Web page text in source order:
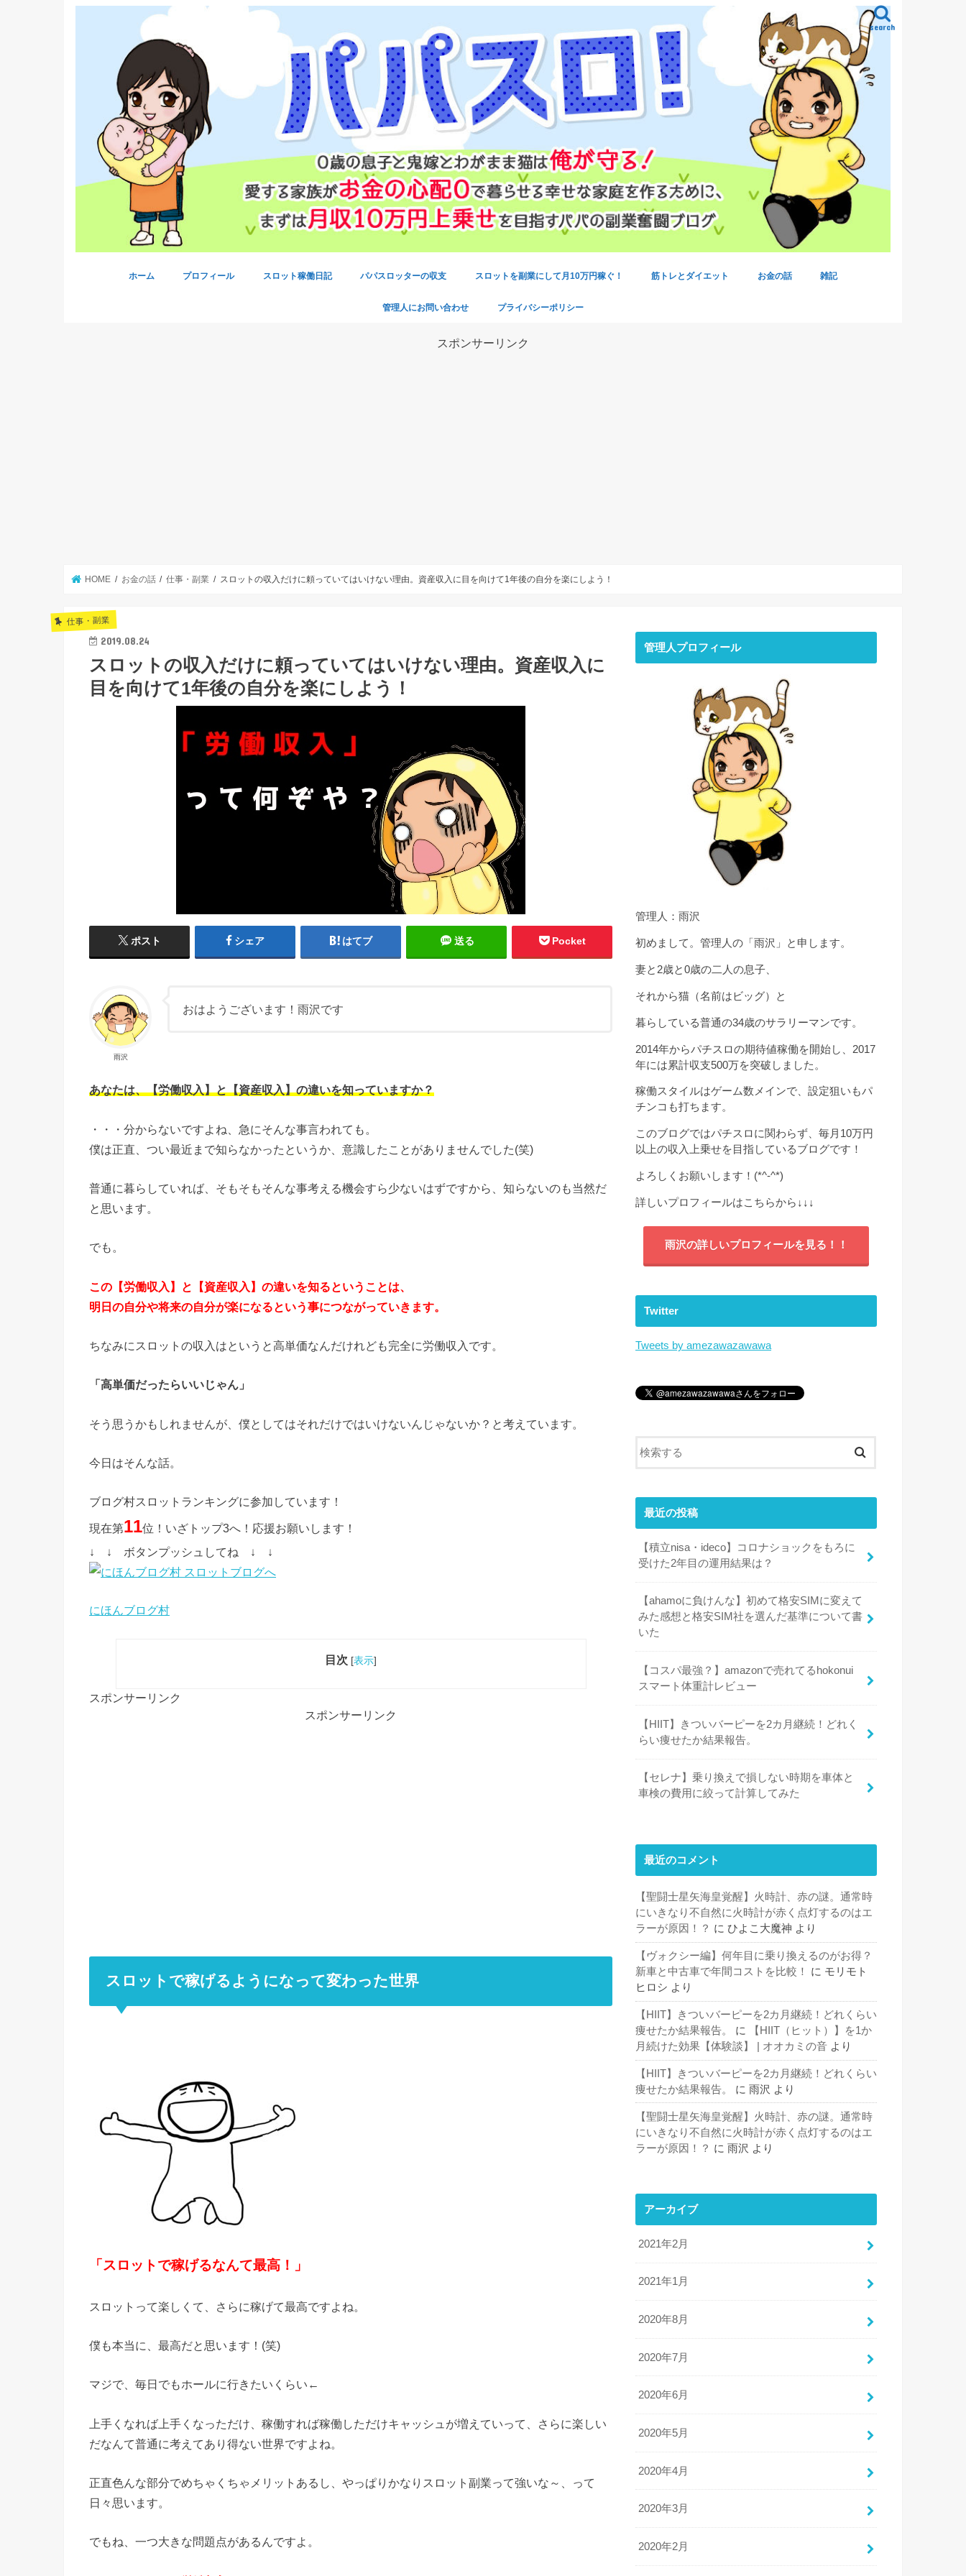
search
ホーム プロフィール スロット稼働日記 パパスロッターの収支 スロットを副業にして月10万円稼ぐ！ 筋トレとダイエット お金の話 雑記
管理人にお問い合わせ プライバシーポリシー
スポンサーリンク
HOME お金の話 仕事・副業 スロットの収入だけに頼っていてはいけない理由。資産収入に目を向けて1年後の自分を楽にしよう！
仕事・副業
2019.08.24
スロットの収入だけに頼っていてはいけない理由。資産収入に
目を向けて1年後の自分を楽にしよう！
ポスト シェア はてブ 送る Pocket
雨沢
おはようございます！雨沢です
あなたは、【労働収入】と【資産収入】の違いを知っていますか？
・・・分からないですよね、急にそんな事言われても。
僕は正直、つい最近まで知らなかったというか、意識したことがありませんでした(笑)
普通に暮らしていれば、そもそもそんな事考える機会すら少ないはずですから、知らないのも当然だ
と思います。
でも。
この【労働収入】と【資産収入】の違いを知るということは、
明日の自分や将来の自分が楽になるという事につながっていきます。
ちなみにスロットの収入はというと高単価なんだけれども完全に労働収入です。
「高単価だったらいいじゃん」
そう思うかもしれませんが、僕としてはそれだけではいけないんじゃないか？と考えています。
今日はそんな話。
ブログ村スロットランキングに参加しています！
現在第11位！いざトップ3へ！応援お願いします！
↓ ↓ ボタンプッシュしてね ↓ ↓
にほんブログ村
目次 [表示]
スポンサーリンク
スポンサーリンク
スロットで稼げるようになって変わった世界
「スロットで稼げるなんて最高！」
スロットって楽しくて、さらに稼げて最高ですよね。
僕も本当に、最高だと思います！(笑)
マジで、毎日でもホールに行きたいくらい←
上手くなれば上手くなっただけ、稼働すれば稼働しただけキャッシュが増えていって、さらに楽しい
だなんて普通に考えてあり得ない世界ですよね。
正直色んな部分でめちゃくちゃメリットあるし、やっぱりかなりスロット副業って強いな～、って
日々思います。
でもね、一つ大きな問題点があるんですよ。
管理人プロフィール
管理人：雨沢
初めまして。管理人の「雨沢」と申します。
妻と2歳と0歳の二人の息子、
それから猫（名前はビッグ）と
暮らしている普通の34歳のサラリーマンです。
2014年からパチスロの期待値稼働を開始し、2017
年には累計収支500万を突破しました。
稼働スタイルはゲーム数メインで、設定狙いもパ
チンコも打ちます。
このブログではパチスロに関わらず、毎月10万円
以上の収入上乗せを目指しているブログです！
よろしくお願いします！(*^-^*)
詳しいプロフィールはこちらから ↓↓↓
雨沢の詳しいプロフィールを見る！！
Twitter
Tweets by amezawazawawa
最近の投稿
【積立nisa・ideco】コロナショックをもろに
受けた2年目の運用結果は？
【ahamoに負けんな】初めて格安SIMに変えて
みた感想と格安SIM社を選んだ基準について書
いた
【コスパ最強？】amazonで売れてるhokonui
スマート体重計レビュー
【HIIT】きついバーピーを2カ月継続！どれく
らい痩せたか結果報告。
【セレナ】乗り換えで損しない時期を車体と
車検の費用に絞って計算してみた
最近のコメント
【聖闘士星矢海皇覚醒】火時計、赤の謎。通常時
にいきなり不自然に火時計が赤く点灯するのはエ
ラーが原因！？ に ひよこ大魔神 より
【ヴォクシー編】何年目に乗り換えるのがお得？
新車と中古車で年間コストを比較！
に モリモト
ヒロシ より
【HIIT】きついバーピーを2カ月継続！どれくらい
痩せたか結果報告。
に
【HIIT（ヒット）】を1か
月続けた効果【体験談】 | オオカミの音 より
【HIIT】きついバーピーを2カ月継続！どれくらい
痩せたか結果報告。
に 雨沢 より
【聖闘士星矢海皇覚醒】火時計、赤の謎。通常時
にいきなり不自然に火時計が赤く点灯するのはエ
ラーが原因！？ に 雨沢 より
アーカイブ
2021年2月
2021年1月
2020年8月
2020年7月
2020年6月
2020年5月
2020年4月
2020年3月
2020年2月